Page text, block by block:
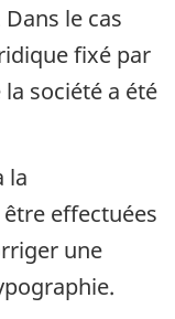
le cas
fixé par
société a été
la
effectuées
une